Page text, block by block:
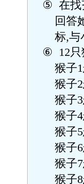
⑤ 在
回答
标,与
⑥
12
猴子1
猴子2
猴子3
猴子4
猴子5
猴子6
猴子7
猴子8